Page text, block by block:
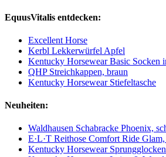
EquusVitalis entdecken:
Excellent Horse
Kerbl Lekkerwürfel Apfel
Kentucky Horsewear Basic Socken
QHP Streichkappen, braun
Kentucky Horsewear Stiefeltasche
Neuheiten:
Waldhausen Schabracke Phoenix,
E·L·T Reithose Comfort Ride
Kentucky Horsewear